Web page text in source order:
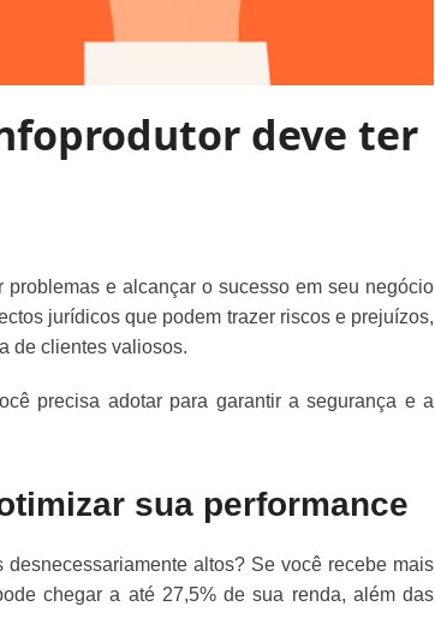
deve ter
e alcançar o sucesso em seu negócio
jurídicos que podem trazer riscos e prejuízos,
de clientes valiosos.
precisa adotar para garantir a segurança e a
sua performance
altos? Se você recebe mais
chegar a até 27,5% de sua renda, além das